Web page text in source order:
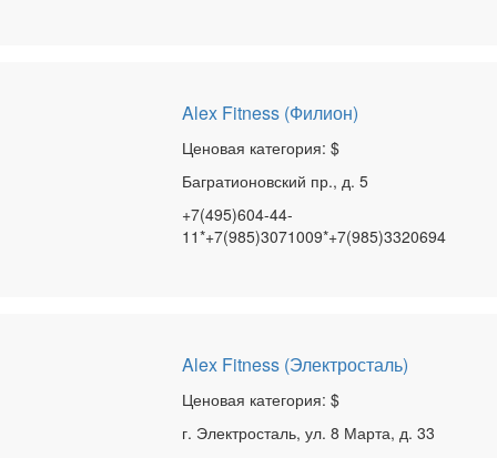
Alex Fitness (Филион)
Ценовая категория: $
Багратионовский пр., д. 5
+7(495)604-44-
11*+7(985)3071009*+7(985)3320694
Alex Fitness (Электросталь)
Ценовая категория: $
г. Электросталь, ул. 8 Марта, д. 33